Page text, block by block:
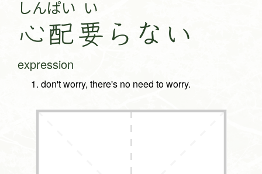
しん
心
ぱい
配
い
要 ら な い
expression
don't worry, there's no need to worry.